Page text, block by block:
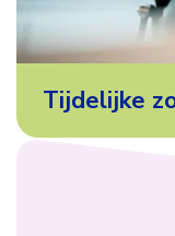
Tijdelijke